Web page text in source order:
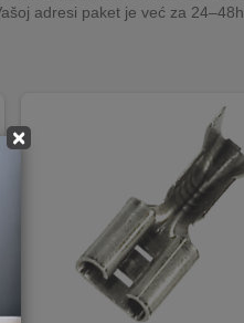
×
adresi paket je već za 24–48h.